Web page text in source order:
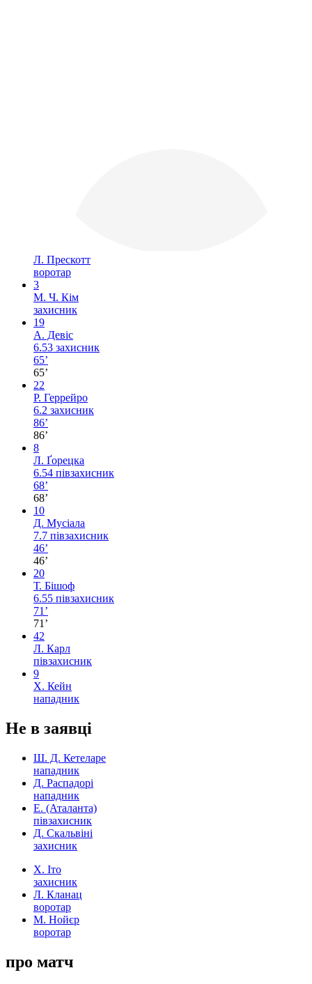
Л. Прескотт
воротар
3
М. Ч. Кім
захисник
19
А. Девіс
6.53 захисник
65’
65’
22
Р. Геррейро
6.2 захисник
86’
86’
8
Л. Ґорецка
6.54 півзахисник
68’
68’
10
Д. Мусіала
7.7 півзахисник
46’
46’
20
Т. Бішоф
6.55 півзахисник
71’
71’
42
Л. Карл
півзахисник
9
Х. Кейн
нападник
Не в заявці
Ш. Д. Кетеларе
нападник
Д. Распадорі
нападник
Е. (Аталанта)
півзахисник
Д. Скальвіні
захисник
Х. Іто
захисник
Л. Кланац
воротар
М. Нойєр
воротар
про матч